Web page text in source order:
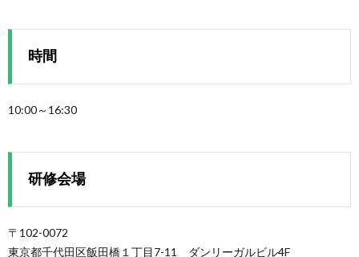
時間
10:00～16:30
研修会場
〒102-0072
東京都千代田区飯田橋１丁目7-11 ダンリーガルビル4F